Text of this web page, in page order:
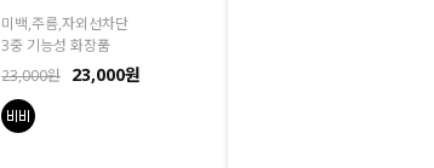
미백,주름,자외선차단
3중 기능성 화장품
23,000원 23,000원